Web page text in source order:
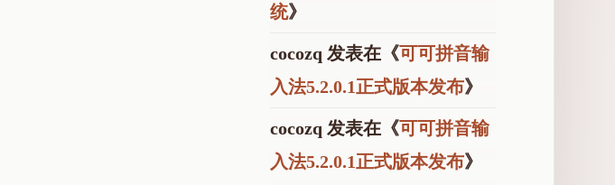
统》
cocozq 发表在《可可拼音输
入法5.2.0.1正式版本发布》
cocozq 发表在《可可拼音输
入法5.2.0.1正式版本发布》